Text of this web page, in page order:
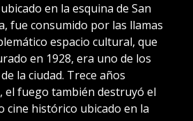
en la esquina de San
fue consumido por las llamas
espacio cultural, que
en 1928, era uno de los
la ciudad. Trece años
el fuego también destruyó el
cine histórico ubicado en la